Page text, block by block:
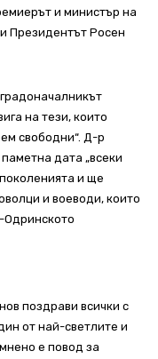
и министър на
Президентът Росен
на тези, които
свободни“. Д-р
дата „всеки
и ще
и воеводи, които
Одринското
поздрави всички с
от най-светлите и
е повод за